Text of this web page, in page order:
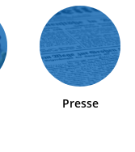
Presse